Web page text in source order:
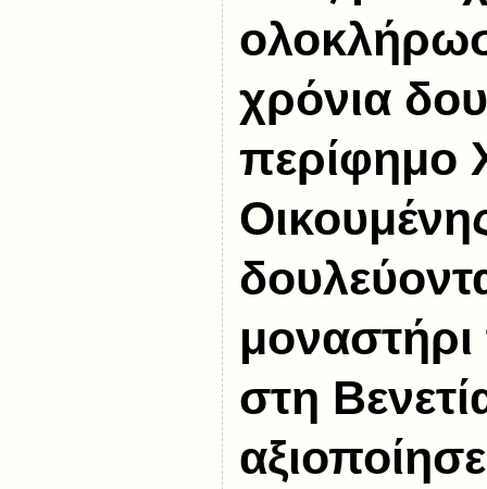
χρόνια
περίφημο
στη